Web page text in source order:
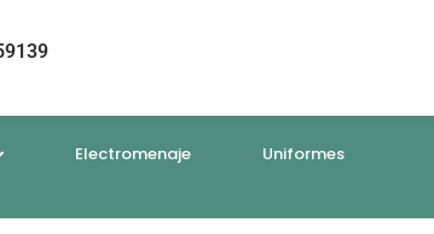
Electromenaje
Uniformes